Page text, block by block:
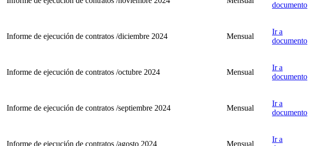
documento
Informe de ejecución de contratos /diciembre 2024 Mensual
Ir a
documento
Informe de ejecución de contratos /octubre 2024 Mensual
Ir a
documento
Informe de ejecución de contratos /septiembre 2024 Mensual
Ir a
documento
Informe de ejecución de contratos /agosto 2024 Mensual
Ir a